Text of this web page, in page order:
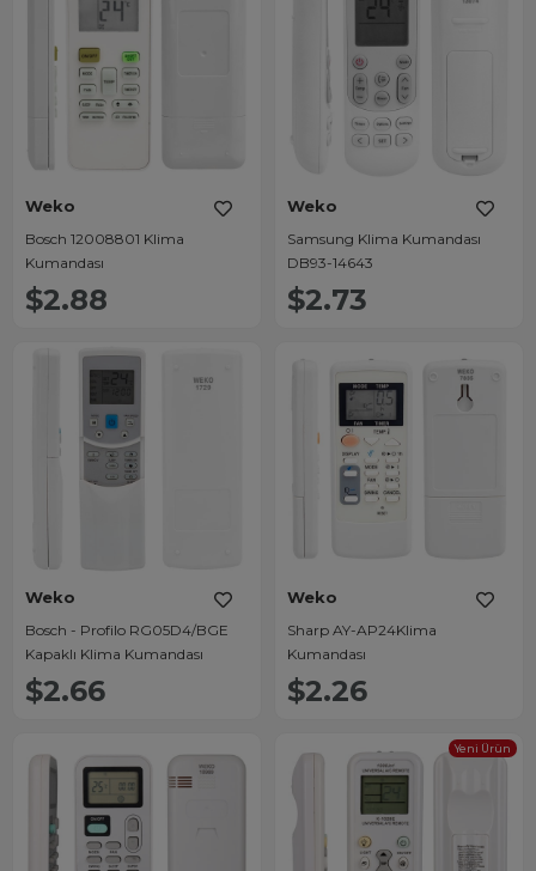
Weko
Bosch 12008801 Klima
Kumandası
$2.88
Weko
Samsung Klima Kumandası
DB93-14643
$2.73
Weko
Bosch - Profilo RG05D4/BGE
Kapaklı Klima Kumandası
$2.66
Weko
Sharp AY-AP24Klima
Kumandası
$2.26
Yeni Ürün